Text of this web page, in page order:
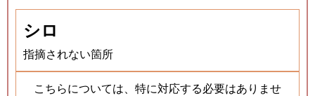
シロ
指摘されない箇所
こちらについては、特に対応する必要はありませ